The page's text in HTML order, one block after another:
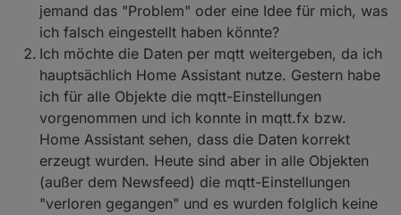
jemand das "Problem" oder eine Idee für mich, was
ich falsch eingestellt haben könnte?
Ich möchte die Daten per mqtt weitergeben, da ich
hauptsächlich Home Assistant nutze. Gestern habe
ich für alle Objekte die mqtt-Einstellungen
vorgenommen und ich konnte in mqtt.fx bzw.
Home Assistant sehen, dass die Daten korrekt
erzeugt wurden. Heute sind aber in alle Objekten
(außer dem Newsfeed) die mqtt-Einstellungen
"verloren gegangen" und es wurden folglich keine